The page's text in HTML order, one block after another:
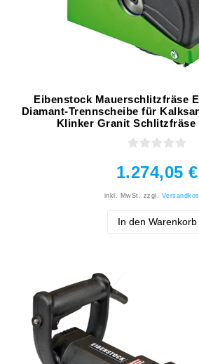
Eibenstock Mauerschlitzfräse
Diamant-Trennscheibe für
Klinker Granit Schlitzfräse
1.274,05 €
inkl. MwSt. zzgl.
In den Warenkorb